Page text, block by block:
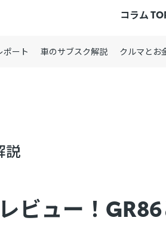
コラム
ポート 車のサブスク解説 クルマとお
説
ビュー！